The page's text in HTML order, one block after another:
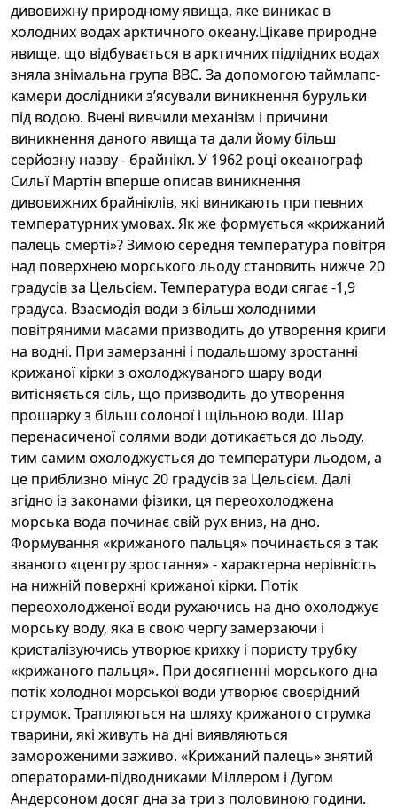
дивовижну природному явища, яке виникає в
холодних водах арктичного океану.Цікаве природне
явище, що відбувається в арктичних підлідних водах
зняла знімальна група BBC. За допомогою таймлапс-
камери дослідники з’ясували виникнення бурульки
під водою. Вчені вивчили механізм і причини
виникнення даного явища та дали йому більш
серйозну назву - брайнікл. У 1962 році океанограф
Сильї Мартін вперше описав виникнення
дивовижних брайніклів, які виникають при певних
температурних умовах. Як же формується «крижаний
палець смерті»? Зимою середня температура повітря
над поверхнею морського льоду становить нижче 20
градусів за Цельсієм. Температура води сягає -1,9
градуса. Взаємодія води з більш холодними
повітряними масами призводить до утворення криги
на водні. При замерзанні і подальшому зростанні
крижаної кірки з охолоджуваного шару води
витісняється сіль, що призводить до утворення
прошарку з більш солоної і щільною води. Шар
перенасиченої солями води дотикається до льоду,
тим самим охолоджується до температури льодом, а
це приблизно мінус 20 градусів за Цельсієм. Далі
згідно із законами фізики, ця переохолоджена
морська вода починає свій рух вниз, на дно.
Формування «крижаного пальця» починається з так
званого «центру зростання» - характерна нерівність
на нижній поверхні крижаної кірки. Потік
переохолодженої води рухаючись на дно охолоджує
морську воду, яка в свою чергу замерзаючи і
кристалізуючись утворює крихку і пористу трубку
«крижаного пальця». При досягненні морського дна
потік холодної морської води утворює своєрідний
струмок. Трапляються на шляху крижаного струмка
тварини, які живуть на дні виявляються
замороженими заживо. «Крижаний палець» знятий
операторами-підводниками Міллером і Дугом
Андерсоном досяг дна за три з половиною години.